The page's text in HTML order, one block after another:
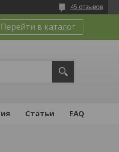
45 отзывов
Перейти в каталог
Статьи FAQ